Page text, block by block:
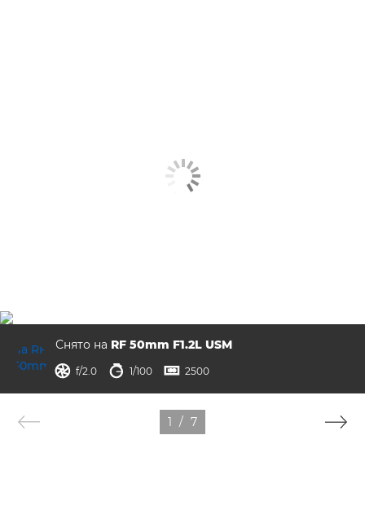
Снято на RF 50mm F1.2L USM
диафрагма
 f/2.0 выдержка
 1/100 ISO
 2500
1 / 7